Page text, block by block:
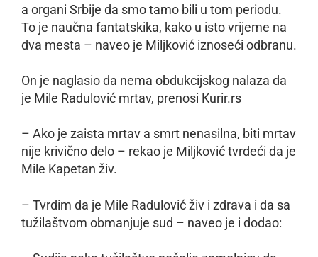
a organi Srbije da smo tamo bili u tom periodu.
To je naučna fantatskika, kako u isto vrijeme na
dva mesta – naveo je Miljković iznoseći odbranu.
On je naglasio da nema obdukcijskog nalaza da
je Mile Radulović mrtav, prenosi Kurir.rs
– Ako je zaista mrtav a smrt nenasilna, biti mrtav
nije krivično delo – rekao je Miljković tvrdeći da je
Mile Kapetan živ.
– Tvrdim da je Mile Radulović živ i zdrava i da sa
tužilaštvom obmanjuje sud – naveo je i dodao: